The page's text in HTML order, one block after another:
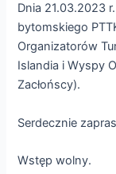
Dnia 21.03.2023
bytomskiego
Organizatorów
Islandia i Wyspy
Zacłońscy).
Serdecznie
Wstęp wolny.